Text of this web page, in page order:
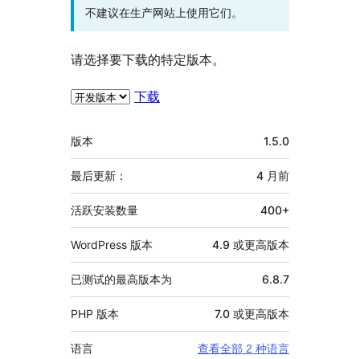
不建议在生产网站上使用它们。
请选择要下载的特定版本。
下载
额
外
信
息
版本 1.5.0
最后更新： 4 月前
活跃安装数量 400+
WordPress 版本 4.9 或更高版本
已测试的最高版本为 6.8.7
PHP 版本 7.0 或更高版本
语言 查看全部 2 种语言